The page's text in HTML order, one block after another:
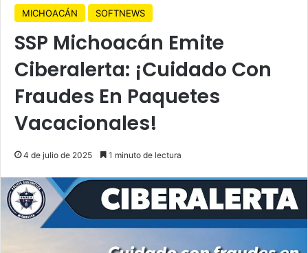
MICHOACÁN SOFTNEWS
SSP Michoacán Emite
Ciberalerta: ¡Cuidado Con
Fraudes En Paquetes
Vacacionales!
4 de julio de 2025 1 minuto de lectura